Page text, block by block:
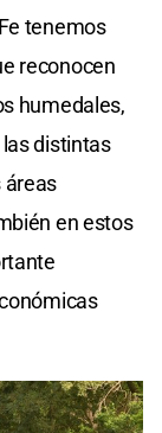
tenemos
reconocen
humedales,
distintas
áreas
en estos